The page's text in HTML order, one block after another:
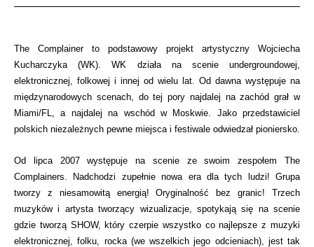
The Complainer to podstawowy projekt artystyczny Wojciecha
Kucharczyka (WK). WK działa na scenie undergroundowej,
elektronicznej, folkowej i innej od wielu lat. Od dawna występuje na
międzynarodowych scenach, do tej pory najdalej na zachód grał w
Miami/FL, a najdalej na wschód w Moskwie. Jako przedstawiciel
polskich niezależnych pewne miejsca i festiwale odwiedzał pioniersko.
Od lipca 2007 występuje na scenie ze swoim zespołem The
Complainers. Nadchodzi zupełnie nowa era dla tych ludzi! Grupa
tworzy z niesamowitą energią! Oryginalność bez granic! Trzech
muzyków i artysta tworzący wizualizacje, spotykają się na scenie
gdzie tworzą SHOW, który czerpie wszystko co najlepsze z muzyki
elektronicznej, folku, rocka (we wszelkich jego odcieniach), jest tak